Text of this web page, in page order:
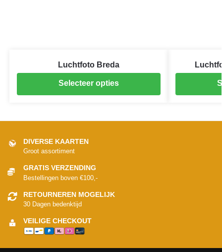
Luchtfoto Breda
Selecteer opties
DIVERSE KAARTEN
Groot assortiment
GRATIS VERZENDING
Bestellingen boven €100,-
RETOURNEREN MOGELIJK
30 Dagen bedenktijd
VEILIGE CHECKOUT